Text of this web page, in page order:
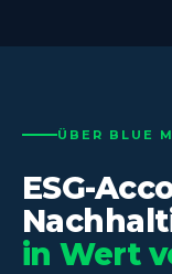
ÜBER BLUE
ESG-
in Wert